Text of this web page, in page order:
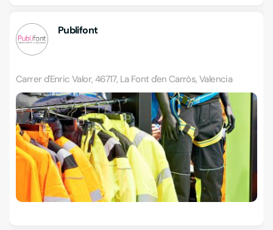
Publifont
Carrer d'Enric Valor, 46717, La Font d'en Carròs, Valencia